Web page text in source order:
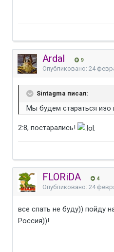
Ardal 9
Опубликовано: 24
Sintagma писал:
Мы будем стараться изо
2:8, постарались!
FLORiDA 4
Опубликовано: 24
все спать не буду)) пойду
Россия))!